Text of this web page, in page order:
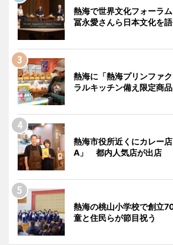
熱海で世界文化フォーラ
冨永愛さんら日本文化を
熱海に「熱海プリンファ
ラルキッチン備え限定商
熱海市役所近くにカレー
A」 都内人気店が出店
熱海の桃山小学校で創立
童と住民らが節目祝う